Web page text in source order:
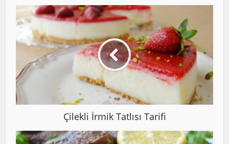
Çilekli İrmik Tatlısı Tarifi